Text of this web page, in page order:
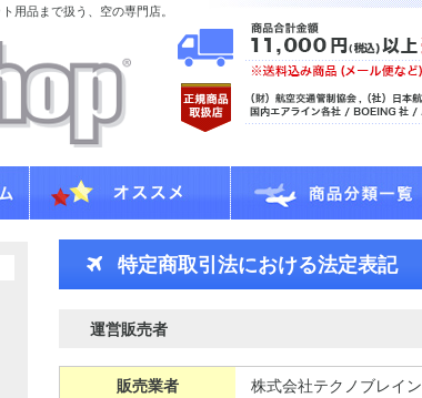
用品まで扱う、空の専門店。
特定商取引法における法定表記
運営販売者
販売業者
株式会社テクノブレイン